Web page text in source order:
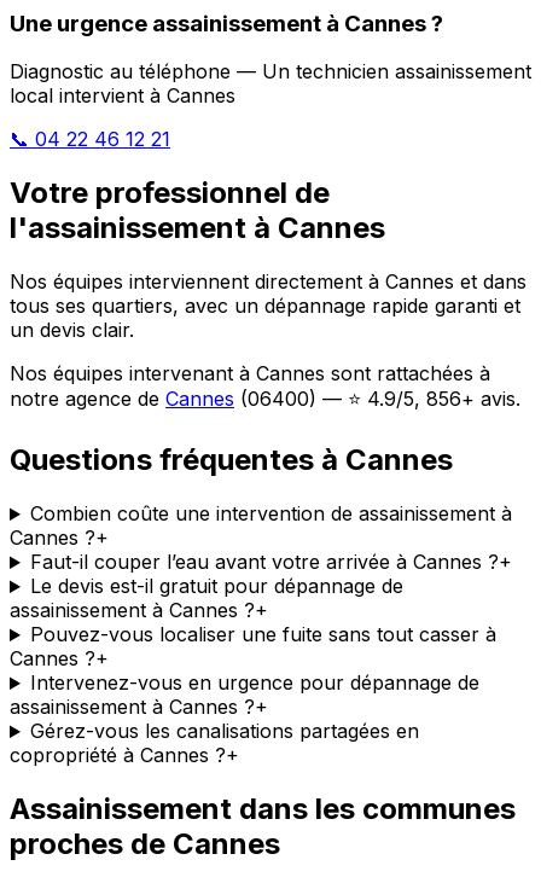
Une urgence assainissement à Cannes ?
Diagnostic au téléphone — Un technicien assainissement
local intervient à Cannes
📞 04 22 46 12 21
Votre professionnel de
l'assainissement à Cannes
Nos équipes interviennent directement à Cannes et dans
tous ses quartiers, avec un dépannage rapide garanti et
un devis clair.
Nos équipes intervenant à Cannes sont rattachées à
notre agence de Cannes (06400) — ⭐ 4.9/5, 856+ avis.
Questions fréquentes à Cannes
Combien coûte une intervention de assainissement à
Cannes ?+
Faut-il couper l’eau avant votre arrivée à Cannes ?+
Le devis est-il gratuit pour dépannage de
assainissement à Cannes ?+
Pouvez-vous localiser une fuite sans tout casser à
Cannes ?+
Intervenez-vous en urgence pour dépannage de
assainissement à Cannes ?+
Gérez-vous les canalisations partagées en
copropriété à Cannes ?+
Assainissement dans les communes
proches de Cannes